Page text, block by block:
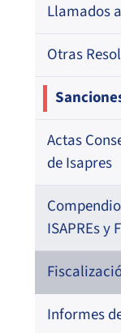
Licencias
Llamados
Otras
Actas
de Isapres
ISAPREs y
Compendio
Informes